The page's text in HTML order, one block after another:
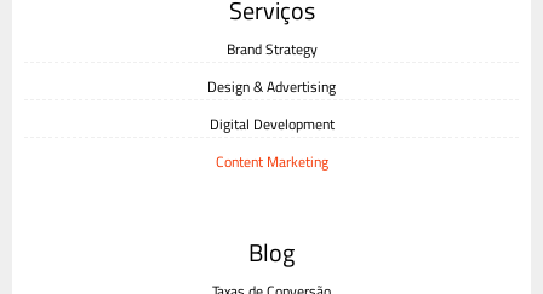
Serviços
Brand Strategy
Design & Advertising
Digital Development
Content Marketing
Blog